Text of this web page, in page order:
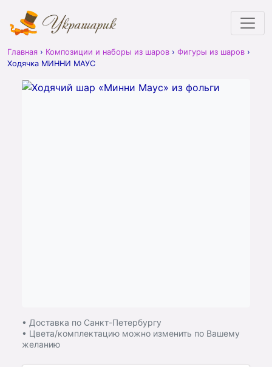
Главная › Композиции и наборы из шаров › Фигуры из шаров ›
Ходячка МИННИ МАУС
• Доставка по Санкт-Петербургу
• Цвета/комплектацию можно изменить по Вашему
желанию